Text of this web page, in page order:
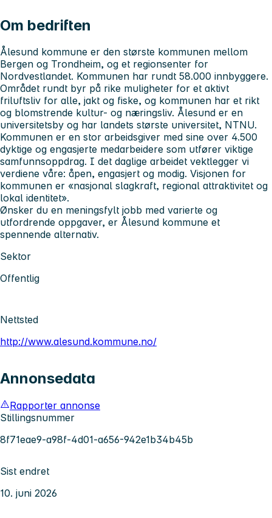
Om bedriften
Ålesund kommune er den største kommunen mellom
Bergen og Trondheim, og et regionsenter for
Nordvestlandet. Kommunen har rundt 58.000 innbyggere.
Området rundt byr på rike muligheter for et aktivt
friluftsliv for alle, jakt og fiske, og kommunen har et rikt
og blomstrende kultur- og næringsliv. Ålesund er en
universitetsby og har landets største universitet, NTNU.
Kommunen er en stor arbeidsgiver med sine over 4.500
dyktige og engasjerte medarbeidere som utfører viktige
samfunnsoppdrag. I det daglige arbeidet vektlegger vi
verdiene våre: åpen, engasjert og modig. Visjonen for
kommunen er «nasjonal slagkraft, regional attraktivitet og
lokal identitet».
Ønsker du en meningsfylt jobb med varierte og
utfordrende oppgaver, er Ålesund kommune et
spennende alternativ.
Sektor
Offentlig
Nettsted
http://www.alesund.kommune.no/
Annonsedata
Rapporter annonse
Stillingsnummer
8f71eae9-a98f-4d01-a656-942e1b34b45b
Sist endret
10. juni 2026